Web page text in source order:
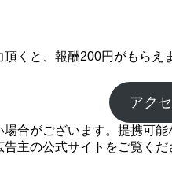
くと、報酬200円がもら
アク
合がございます。提携可
主の公式サイトをご覧くだ